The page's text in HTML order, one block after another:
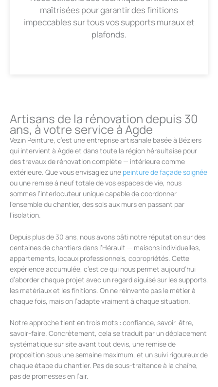
maîtrisées pour garantir des finitions
impeccables sur tous vos supports muraux et
plafonds.
Artisans de la rénovation depuis 30
ans, à votre service à Agde
Vezin Peinture, c’est une entreprise artisanale basée à Béziers
qui intervient à Agde et dans toute la région héraultaise pour
des travaux de rénovation complète — intérieure comme
extérieure. Que vous envisagiez une peinture de façade soignée
ou une remise à neuf totale de vos espaces de vie, nous
sommes l’interlocuteur unique capable de coordonner
l’ensemble du chantier, des sols aux murs en passant par
l’isolation.
Depuis plus de 30 ans, nous avons bâti notre réputation sur des
centaines de chantiers dans l’Hérault — maisons individuelles,
appartements, locaux professionnels, copropriétés. Cette
expérience accumulée, c’est ce qui nous permet aujourd’hui
d’aborder chaque projet avec un regard aiguisé sur les supports,
les matériaux et les finitions. On ne réinvente pas le métier à
chaque fois, mais on l’adapte vraiment à chaque situation.
Notre approche tient en trois mots : confiance, savoir-être,
savoir-faire. Concrètement, cela se traduit par un déplacement
systématique sur site avant tout devis, une remise de
proposition sous une semaine maximum, et un suivi rigoureux de
chaque étape du chantier. Pas de sous-traitance à la chaîne,
pas de promesses en l’air.